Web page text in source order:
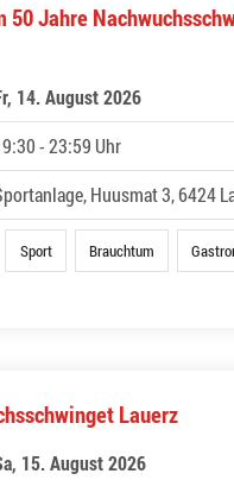
50 Jahre
14. August 2026
- 23:59 Uhr
Huusmat 3, 6424
Sport Brauchtum
Lauerz
15. August 2026